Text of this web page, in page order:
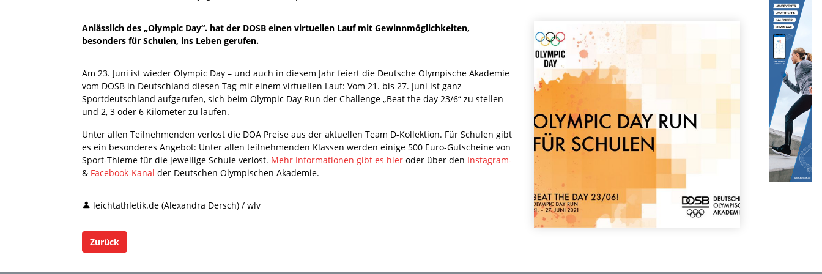
Anlässlich des „Olympic Day“. hat der DOSB einen virtuellen Lauf mit Gewinnmöglichkeiten,
besonders für Schulen, ins Leben gerufen.
Am 23. Juni ist wieder Olympic Day – und auch in diesem Jahr feiert die Deutsche Olympische Akademie
vom DOSB in Deutschland diesen Tag mit einem virtuellen Lauf: Vom 21. bis 27. Juni ist ganz
Sportdeutschland aufgerufen, sich beim Olympic Day Run der Challenge „Beat the day 23/6“ zu stellen
und 2, 3 oder 6 Kilometer zu laufen.
Unter allen Teilnehmenden verlost die DOA Preise aus der aktuellen Team D-Kollektion. Für Schulen gibt
es ein besonderes Angebot: Unter allen teilnehmenden Klassen werden einige 500 Euro-Gutscheine von
Sport-Thieme für die jeweilige Schule verlost. Mehr Informationen gibt es hier oder über den Instagram-
& Facebook-Kanal der Deutschen Olympischen Akademie.
leichtathletik.de (Alexandra Dersch) / wlv
Zurück